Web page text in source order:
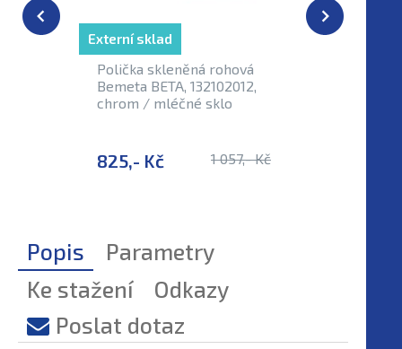
Polička skleněná rohová
Bemeta BETA, 132102012,
chrom / mléčné sklo
825,- Kč 1 057,- Kč
Externí sklad Externí
Popis
Parametry
Ke stažení
Odkazy
Poslat dotaz